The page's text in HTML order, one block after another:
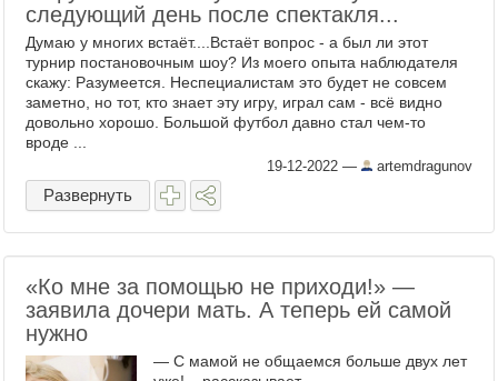
следующий день после спектакля...
Думаю у многих встаёт....Встаёт вопрос - а был ли этот
турнир постановочным шоу? Из моего опыта наблюдателя
скажу: Разумеется. Неспециалистам это будет не совсем
заметно, но тот, кто знает эту игру, играл сам - всё видно
довольно хорошо. Большой футбол давно стал чем-то
вроде ...
19-12-2022 — artemdragunov
Развернуть
«Ко мне за помощью не приходи!» —
заявила дочери мать. А теперь ей самой
нужно
— С мамой не общаемся больше двух лет